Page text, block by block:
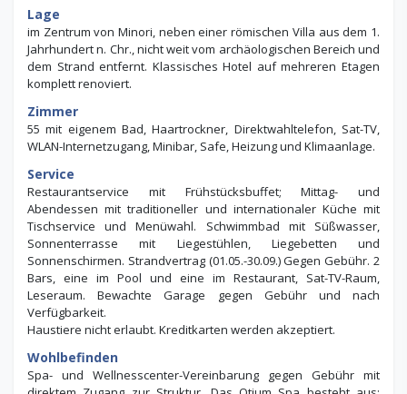
Lage
im Zentrum von Minori, neben einer römischen Villa aus dem 1.
Jahrhundert n. Chr., nicht weit vom archäologischen Bereich und
dem Strand entfernt. Klassisches Hotel auf mehreren Etagen
komplett renoviert.
Zimmer
55 mit eigenem Bad, Haartrockner, Direktwahltelefon, Sat-TV,
WLAN-Internetzugang, Minibar, Safe, Heizung und Klimaanlage.
Service
Restaurantservice mit Frühstücksbuffet; Mittag- und
Abendessen mit traditioneller und internationaler Küche mit
Tischservice und Menüwahl. Schwimmbad mit Süßwasser,
Sonnenterrasse mit Liegestühlen, Liegebetten und
Sonnenschirmen. Strandvertrag (01.05.-30.09.) Gegen Gebühr. 2
Bars, eine im Pool und eine im Restaurant, Sat-TV-Raum,
Leseraum. Bewachte Garage gegen Gebühr und nach
Verfügbarkeit.
Haustiere nicht erlaubt. Kreditkarten werden akzeptiert.
Wohlbefinden
Spa- und Wellnesscenter-Vereinbarung gegen Gebühr mit